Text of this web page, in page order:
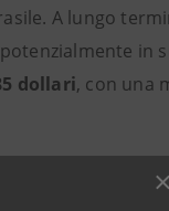
A lungo
in
dollari, con una
,